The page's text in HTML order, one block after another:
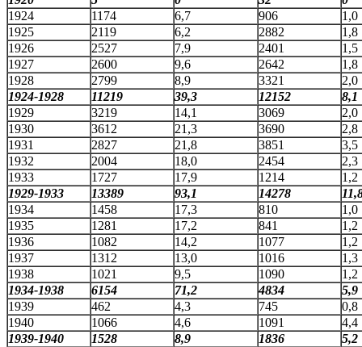
1924
1174 6,7 906
1,0
1925
2119 6,2 2882
1,8
1926
2527 7,9 2401
1,5
1927
2600 9,6 2642
1,8
1928
2799 8,9 3321
2,0
1924-1928
11219 39,3 12152
8,1
1929
3219 14,1 3069
2,0
1930
3612 21,3 3690
2,8
1931
2827 21,8 3851
3,5
1932
2004 18,0 2454
2,3
1933
1727 17,9 1214
1,2
1929-1933
13389 93,1 14278
1934
1458 17,3 810
1,0
1935
1281 17,2 841
1,2
1936
1082 14,2 1077
1,2
1937
1312 13,0 1016
1,3
1938
1021 9,5 1090
1,2
1934-1938
6154 71,2 4834
5,9
1939
462 4,3 745
0,8
1940
1066 4,6 1091
4,4
1939-1940
1528 8,9 1836
5,2